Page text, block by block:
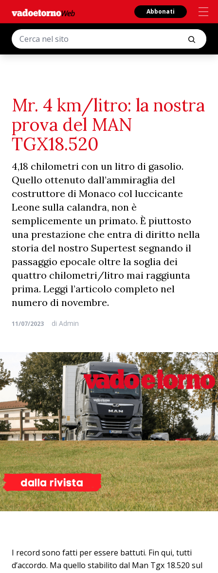
Abbonati
Mr. 4 km/litro: la nostra
prova del MAN
TGX18.520
4,18 chilometri con un litro di gasolio.
Quello ottenuto dall’ammiraglia del
costruttore di Monaco col luccicante
Leone sulla calandra, non è
semplicemente un primato. È piuttosto
una prestazione che entra di diritto nella
storia del nostro Supertest segnando il
passaggio epocale oltre la soglia dei
quattro chilometri/litro mai raggiunta
prima. Leggi l’articolo completo nel
numero di novembre.
11/07/2023 di Admin
I record sono fatti per essere battuti. Fin qui, tutti
d’accordo. Ma quello stabilito dal Man Tgx 18.520 sul